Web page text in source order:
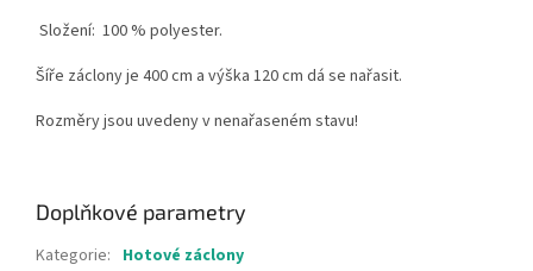
Složení: 100 % polyester.
Šíře záclony je 400 cm a výška 120 cm dá se nařasit.
Rozměry jsou uvedeny v nenařaseném stavu!
Doplňkové parametry
Kategorie: Hotové záclony